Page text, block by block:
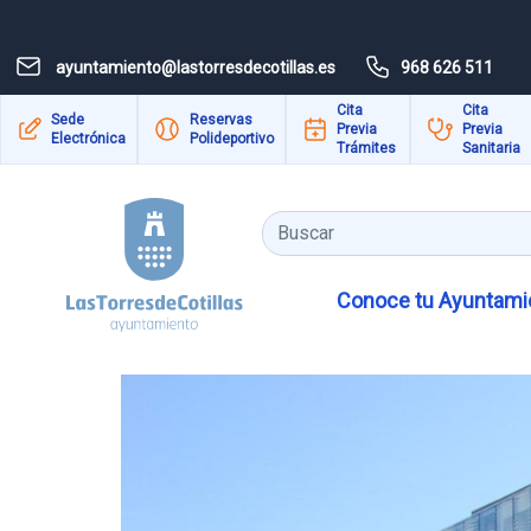
ayuntamiento@lastorresdecotillas.es 968 626 511
Sede
Electrónica
Reservas
Polideportivo
Cita
Previa
Trámites
Cita
Previa
Sanitaria
Buscar
Conoce tu
Las personas con